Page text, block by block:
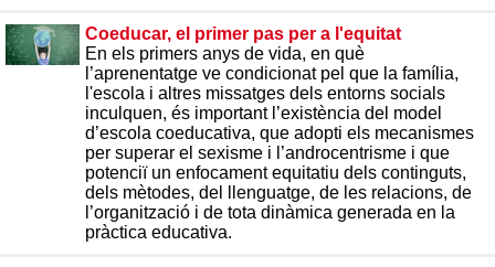
Coeducar, el primer pas per a l'equitat
En els primers anys de vida, en què
l’aprenentatge ve condicionat pel que la família,
l'escola i altres missatges dels entorns socials
inculquen, és important l’existència del model
d’escola coeducativa, que adopti els mecanismes
per superar el sexisme i l’androcentrisme i que
potenciï un enfocament equitatiu dels continguts,
dels mètodes, del llenguatge, de les relacions, de
l’organització i de tota dinàmica generada en la
pràctica educativa.